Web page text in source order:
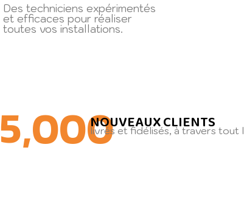
Des techniciens expérimentés
et efficaces pour réaliser
toutes vos installations.
5,000NOUVEAUX CLIENTS
livrés et fidélisés, à travers tout